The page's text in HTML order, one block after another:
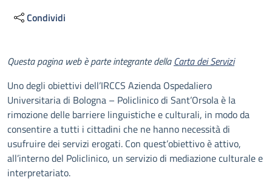
Condividi
Descrizione
Questa pagina web è parte integrante dellaCarta dei Servizi
Uno degli obiettivi dell’IRCCS Azienda Ospedaliero
Universitaria di Bologna – Policlinico di Sant’Orsola è la
rimozione delle barriere linguistiche e culturali, in modo da
consentire a tutti i cittadini che ne hanno necessità di
usufruire dei servizi erogati. Con quest’obiettivo è attivo,
all’interno del Policlinico, un servizio di mediazione culturale e
interpretariato.